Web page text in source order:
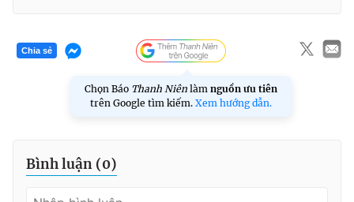
Chia sẻ
Chọn Báo Thanh Niên làm nguồn ưu tiên
trên Google tìm kiếm. Xem hướng dẫn.
Bình luận (0)